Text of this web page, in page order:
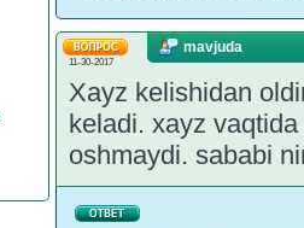
11-30-2017
mavjuda
Xayz kelishidan
keladi. xayz
oshmaydi. sababi